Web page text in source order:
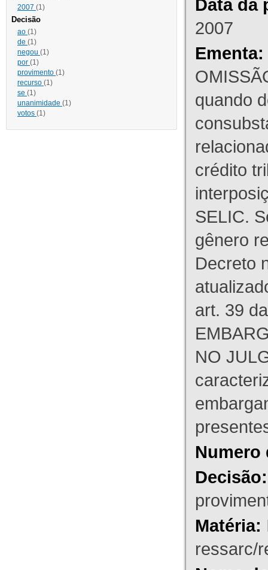
2007 (1)
Decisão
ao (1)
de (1)
negou (1)
por (1)
provimento (1)
recurso (1)
se (1)
unanimidade (1)
votos (1)
Data da
2007
Ementa:
quando
crédito
SELIC.
gênero
Decreto
art. 39
NO
Numero
Decisão:
Matéria:
ressarc/